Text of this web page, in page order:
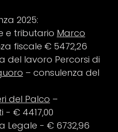
2025:
e tributario Marco
fiscale € 5472,26
del lavoro Percorsi di
– consulenza del
del Palco –
€ 4417,00
Legale - € 6732,96